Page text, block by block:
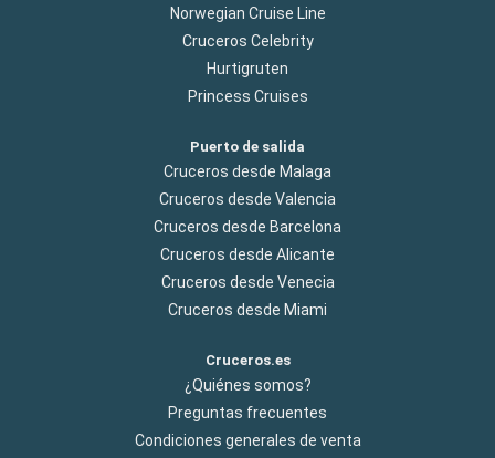
Norwegian Cruise Line
Cruceros Celebrity
Hurtigruten
Princess Cruises
Puerto de salida
Cruceros desde Malaga
Cruceros desde Valencia
Cruceros desde Barcelona
Cruceros desde Alicante
Cruceros desde Venecia
Cruceros desde Miami
Cruceros.es
¿Quiénes somos?
Preguntas frecuentes
Condiciones generales de venta